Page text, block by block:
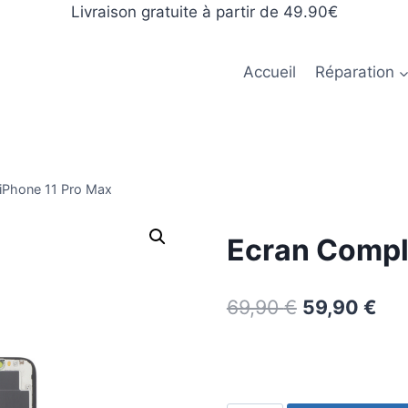
Livraison gratuite à partir de 49.90€
Accueil Réparation
11 Pro Max
Ecran
69,90€ 59,90 €